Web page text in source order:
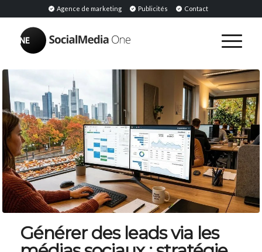
Agence de marketing Publicités Contact
Générer des leads via les